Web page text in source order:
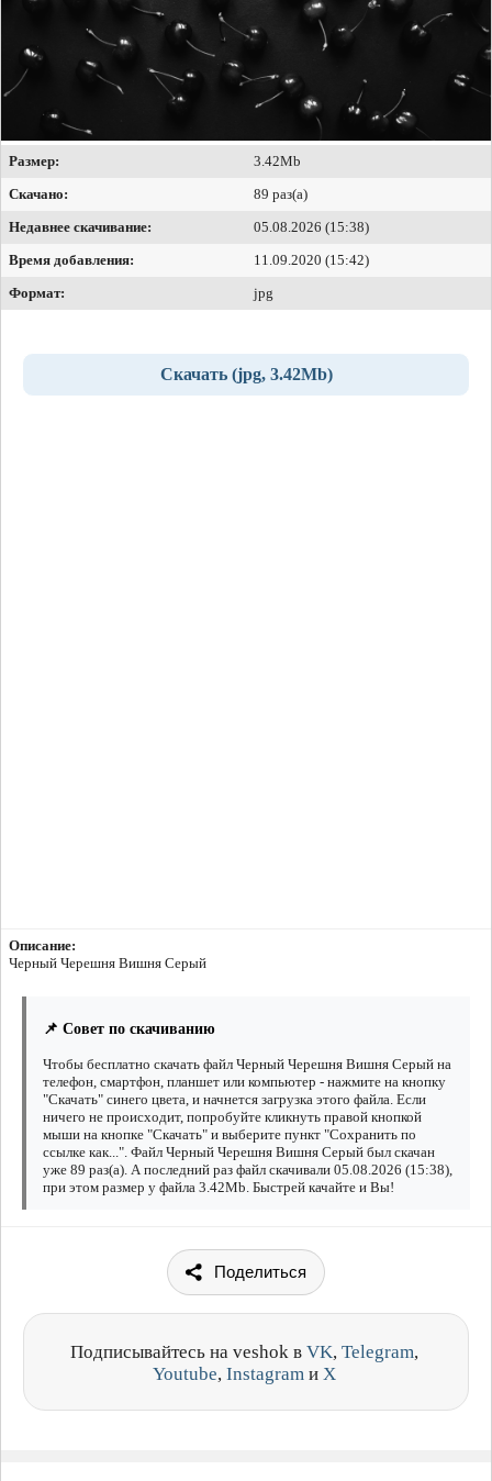
Размер:
3.42Mb
Скачано:
89 раз(а)
Недавнее скачивание:
05.08.2026 (15:38)
Время добавления:
11.09.2020 (15:42)
Формат:
jpg
Скачать (jpg, 3.42Mb)
Описание:
Черный Черешня Вишня Серый
📌 Совет по скачиванию
Чтобы бесплатно скачать файл Черный Черешня Вишня Серый на
телефон, смартфон, планшет или компьютер - нажмите на кнопку
"Скачать" синего цвета, и начнется загрузка этого файла. Если
ничего не происходит, попробуйте кликнуть правой кнопкой
мыши на кнопке "Скачать" и выберите пункт "Сохранить по
ссылке как...". Файл Черный Черешня Вишня Серый был скачан
уже 89 раз(а). А последний раз файл скачивали 05.08.2026 (15:38),
при этом размер у файла 3.42Mb. Быстрей качайте и Вы!
Поделиться
Подписывайтесь на veshok в VK, Telegram,
Youtube, Instagram и X